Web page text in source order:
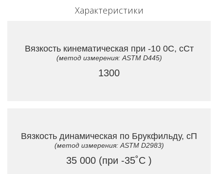
Характеристики
Вязкость кинематическая при -10 0C, сСт
(метод измерения: ASTM D445)
1300
Вязкость динамическая по Брукфильду, сП
(метод измерения: ASTM D2983)
35 000 (при -35˚C )